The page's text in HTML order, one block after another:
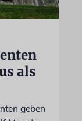
als
geben